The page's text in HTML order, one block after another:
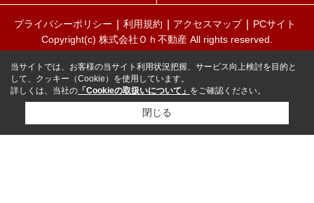
プライバシーポリシー 利用規約 アクセスマップ
PCサイト
Copyright(c) 株式会社Ｏｈ不動産 All rights reserved.
当サイトでは、お客様の当サイト利用状況把握、サービス向上検討を目的と
して、クッキー（Cookie）を使用しています。
詳しくは、当社の 「Cookieの取扱いについて」 をご確認ください。
閉じる